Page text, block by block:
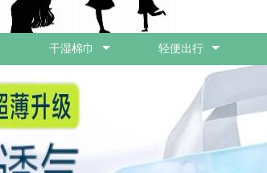
干湿棉巾 轻便出行